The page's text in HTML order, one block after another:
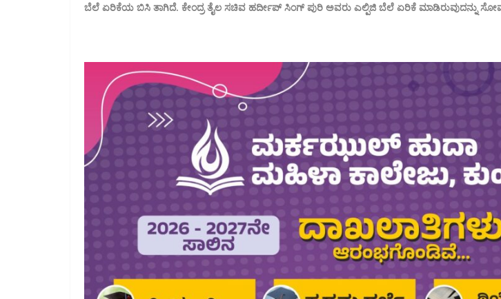
ಬೆಲೆ ಏರಿಕೆಯ ಬಿಸಿ ತಾಗಿದೆ. ಕೇಂದ್ರ ತೈಲ ಸಚಿವ ಹರ್ದೀಪ್ ಸಿಂಗ್ ಪುರಿ ಅವರು ಎಲ್ಪಿಜಿ ಬೆಲೆ ಏರಿಕೆ ಮಾಡಿರುವುದನ್ನು